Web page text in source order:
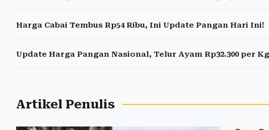
Harga Cabai Tembus Rp54 Ribu, Ini Update Pangan Hari Ini!
Update Harga Pangan Nasional, Telur Ayam Rp32.300 per Kg
Artikel Penulis